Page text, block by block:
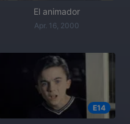
El animador
Apr. 16, 2000
E14